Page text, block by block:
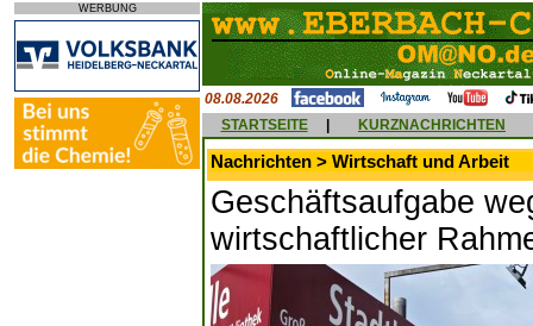
WERBUNG
08.08.2026
STARTSEITE
KURZNACHRICHTEN
Nachrichten > Wirtschaft und Arbeit
Geschäftsaufgabe
wirtschaftlicher